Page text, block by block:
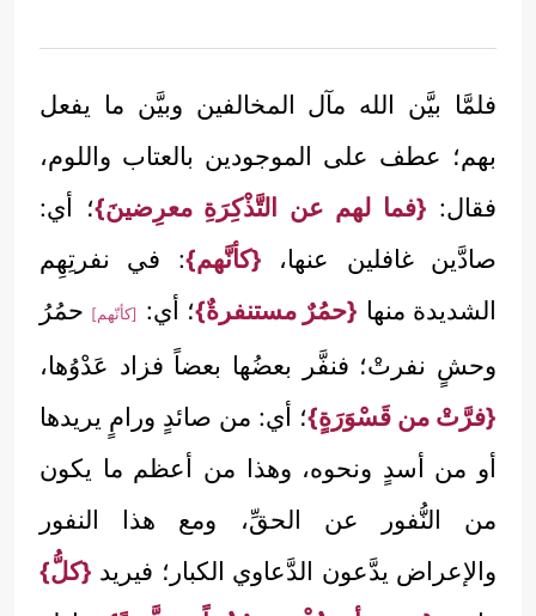
فلمَّا بيَّن الله مآل المخالفين وبيَّن ما يفعل
بهم؛ عطف على الموجودين بالعتاب واللوم،
فقال: {فما لهم عن التَّذْكِرَةِ معرِضينَ}؛ أي:
صادَّين غافلين عنها، {كأنَّهم}: في نفرتِهِم
الشديدة منها {حمُرٌ مستنفرةٌ}؛ أي: [كأنّهم] حمُرُ
وحشٍ نفرتْ؛ فنفَّر بعضُها بعضاً فزاد عَدْوُها،
{فرَّتْ من قَسْوَرَةٍ}؛ أي: من صائدٍ ورامٍ يريدها
أو من أسدٍ ونحوه، وهذا من أعظم ما يكون
من النُّفور عن الحقِّ، ومع هذا النفور
والإعراض يدَّعون الدَّعاوي الكبار؛ فيريد {كلُّ}